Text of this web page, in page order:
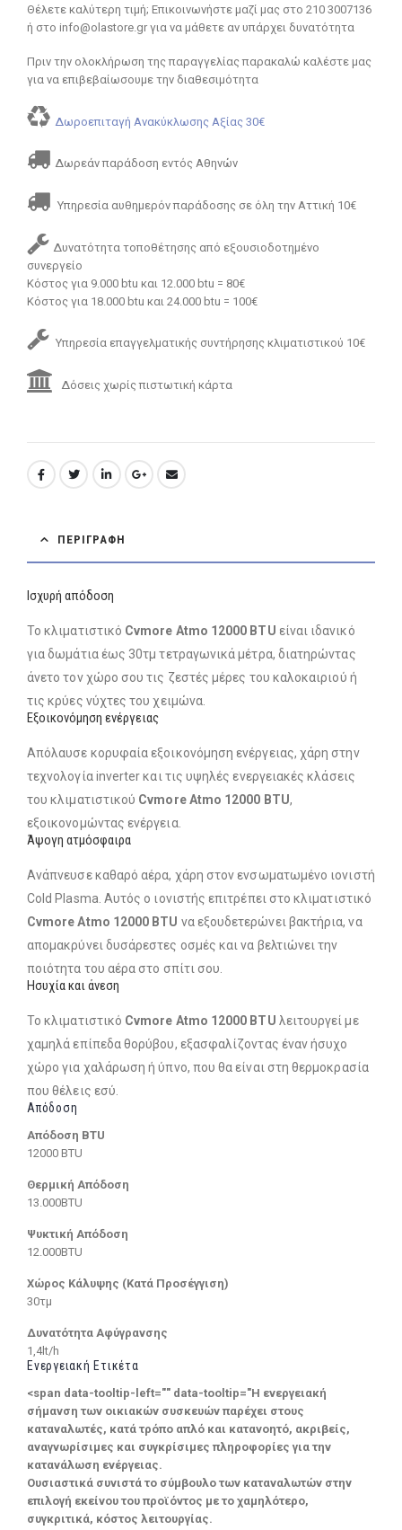
Θέλετε καλύτερη τιμή; Επικοινωνήστε μαζί μας στο 210 3007136
ή στο info@olastore.gr για να μάθετε αν υπάρχει δυνατότητα
Πριν την ολοκλήρωση της παραγγελίας παρακαλώ καλέστε μας
για να επιβεβαίωσουμε την διαθεσιμότητα
Δωροεπιταγή Ανακύκλωσης Αξίας 30€
Δωρεάν παράδοση εντός Αθηνών
Υπηρεσία αυθημερόν παράδοσης σε όλη την Αττική 10€
Δυνατότητα τοποθέτησης από εξουσιοδοτημένο
συνεργείο
Κόστος για 9.000 btu και 12.000 btu = 80€
Κόστος για 18.000 btu και 24.000 btu = 100€
Υπηρεσία επαγγελματικής συντήρησης κλιματιστικού 10€
Δόσεις χωρίς πιστωτική κάρτα
ΠΕΡΙΓΡΑΦΉ
Ισχυρή απόδοση
Το κλιματιστικό Cvmore Atmo 12000 BTU είναι ιδανικό
για δωμάτια έως 30τμ τετραγωνικά μέτρα, διατηρώντας
άνετο τον χώρο σου τις ζεστές μέρες του καλοκαιριού ή
τις κρύες νύχτες του χειμώνα.
Εξοικονόμηση ενέργειας
Απόλαυσε κορυφαία εξοικονόμηση ενέργειας, χάρη στην
τεχνολογία inverter και τις υψηλές ενεργειακές κλάσεις
του κλιματιστικού Cvmore Atmo 12000 BTU,
εξοικονομώντας ενέργεια.
Άψογη ατμόσφαιρα
Ανάπνευσε καθαρό αέρα, χάρη στον ενσωματωμένο ιονιστή
Cold Plasma. Αυτός ο ιονιστής επιτρέπει στο κλιματιστικό
Cvmore Atmo 12000 BTU να εξουδετερώνει βακτήρια, να
απομακρύνει δυσάρεστες οσμές και να βελτιώνει την
ποιότητα του αέρα στο σπίτι σου.
Ησυχία και άνεση
Το κλιματιστικό Cvmore Atmo 12000 BTU λειτουργεί με
χαμηλά επίπεδα θορύβου, εξασφαλίζοντας έναν ήσυχο
χώρο για χαλάρωση ή ύπνο, που θα είναι στη θερμοκρασία
που θέλεις εσύ.
Απόδοση
Απόδοση BTU
12000 BTU
Θερμική Απόδοση
13.000BTU
Ψυκτική Απόδοση
12.000BTU
Χώρος Κάλυψης (Κατά Προσέγγιση)
30τμ
Δυνατότητα Αφύγρανσης
1,4lt/h
Ενεργειακή Ετικέτα
<span data-tooltip-left="" data-tooltip="Η ενεργειακή
σήμανση των οικιακών συσκευών παρέχει στους
καταναλωτές, κατά τρόπο απλό και κατανοητό, ακριβείς,
αναγνωρίσιμες και συγκρίσιμες πληροφορίες για την
κατανάλωση ενέργειας.
Ουσιαστικά συνιστά το σύμβουλο των καταναλωτών στην
επιλογή εκείνου του προϊόντος με το χαμηλότερο,
συγκριτικά, κόστος λειτουργίας.